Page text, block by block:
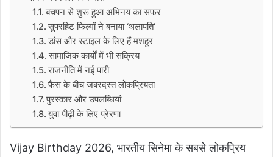
बचपन से शुरू हुआ अभिनय का सफर
सुपरहिट फिल्मों ने बनाया ‘थलापति’
डांस और स्टाइल के लिए हैं मशहूर
सामाजिक कार्यों में भी सक्रिय
राजनीति में नई पारी
फैंस के बीच जबरदस्त लोकप्रियता
पुरस्कार और उपलब्धियां
युवा पीढ़ी के लिए प्रेरणा
Vijay Birthday 2026, भारतीय सिनेमा के सबसे लोकप्रिय